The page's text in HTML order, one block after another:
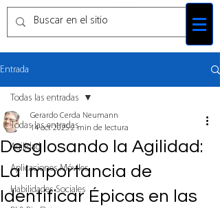
Entrada
Todas las entradas
Agilidad
Aplicaciones Móviles
Habilidades Sociales
Todas las entradas
Desglosando la Agilidad:
La Importancia de
Identificar Épicas en las
Gerardo Cerda Neumann
14 oct 20252 min de lectura